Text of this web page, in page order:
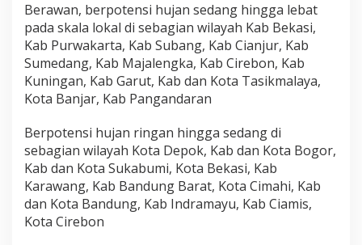
Berawan, berpotensi hujan sedang hingga lebat
pada skala lokal di sebagian wilayah Kab Bekasi,
Kab Purwakarta, Kab Subang, Kab Cianjur, Kab
Sumedang, Kab Majalengka, Kab Cirebon, Kab
Kuningan, Kab Garut, Kab dan Kota Tasikmalaya,
Kota Banjar, Kab Pangandaran
Berpotensi hujan ringan hingga sedang di
sebagian wilayah Kota Depok, Kab dan Kota Bogor,
Kab dan Kota Sukabumi, Kota Bekasi, Kab
Karawang, Kab Bandung Barat, Kota Cimahi, Kab
dan Kota Bandung, Kab Indramayu, Kab Ciamis,
Kota Cirebon